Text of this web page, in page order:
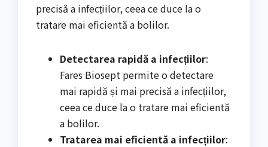
precisă a infecțiilor, ceea ce duce la o
tratare mai eficientă a bolilor.
Detectarea rapidă a infecțiilor:
Fares Biosept permite o detectare
mai rapidă și mai precisă a infecțiilor,
ceea ce duce la o tratare mai eficientă
a bolilor.
Tratarea mai eficientă a infecțiilor: